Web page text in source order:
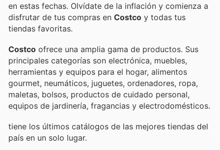
en estas fechas. Olvídate de la inflación y comienza a
disfrutar de tus compras en Costco y todas tus
tiendas favoritas.
Costco ofrece una amplia gama de productos. Sus
principales categorías son electrónica, muebles,
herramientas y equipos para el hogar, alimentos
gourmet, neumáticos, juguetes, ordenadores, ropa,
maletas, bolsos, productos de cuidado personal,
equipos de jardinería, fragancias y electrodomésticos.
tiene los últimos catálogos de las mejores tiendas del
país en un solo lugar.